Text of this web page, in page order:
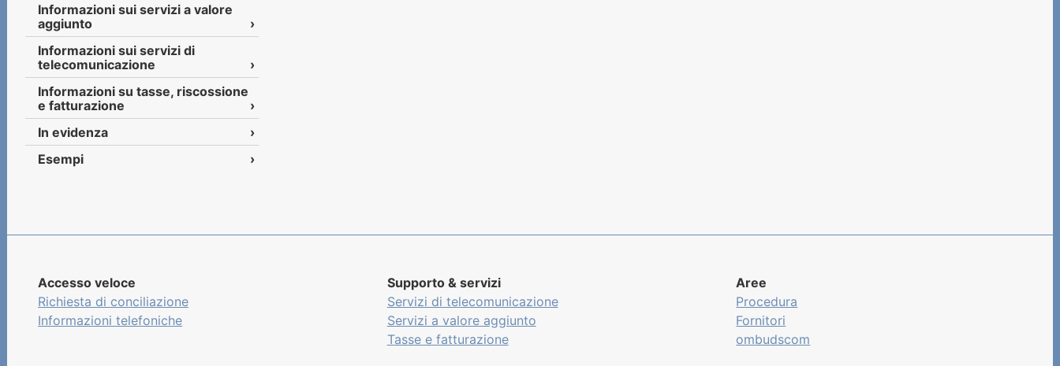
Informazioni sui servizi a valore
aggiunto
Informazioni sui servizi di
telecomunicazione
Informazioni su tasse, riscossione
e fatturazione
In evidenza
Esempi
Accesso veloce
Richiesta di conciliazione
Informazioni telefoniche
Supporto & servizi
Servizi di telecomunicazione
Servizi a valore aggiunto
Tasse e fatturazione
Aree
Procedura
Fornitori
ombudscom